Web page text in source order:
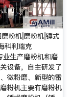
粉机|磨粉机|锤式
科利瑞克
业生产磨粉机和磨
设备，自主研发了
微粉磨、新型的雷
粉机主要有磨粉机